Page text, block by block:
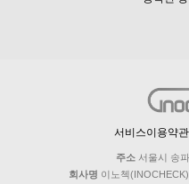
서비스이용약관
주소 서울시 송
회사명 이노첵(INOCHECK)